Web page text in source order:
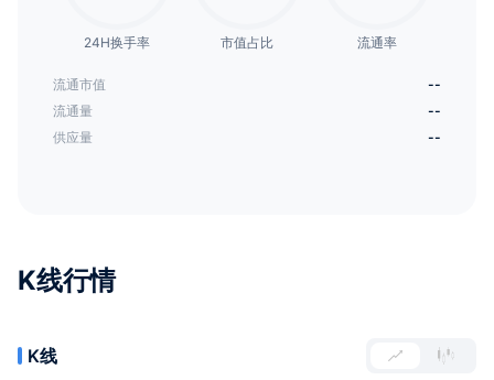
24H换手率 市值占比 流通率
流通市值
--
流通量
--
供应量
--
K线行情
K线